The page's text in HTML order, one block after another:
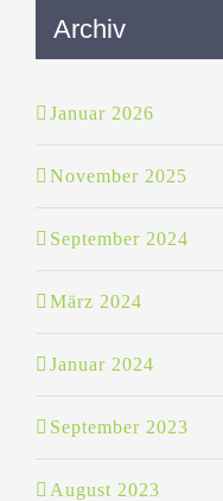
Archiv
Januar 2026
November 2025
September 2024
März 2024
Januar 2024
September 2023
August 2023